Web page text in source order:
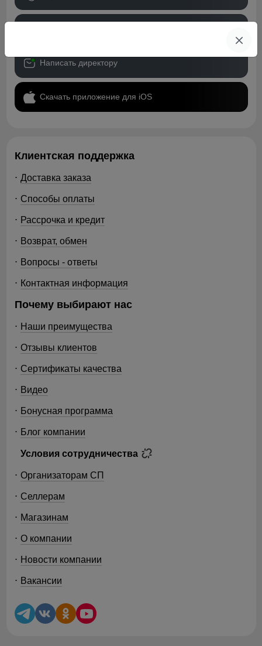
Написать директору
Скачать приложение для iOS
Клиентская поддержка
Доставка заказа
Способы оплаты
Рассрочка и кредит
Возврат, обмен
Вопросы - ответы
Контактная информация
Почему выбирают нас
Наши преимущества
Отзывы клиентов
Сертификаты качества
Видео
Бонусная программа
Блог компании
Условия сотрудничества
Организаторам СП
Селлерам
Магазинам
О компании
Новости компании
Вакансии